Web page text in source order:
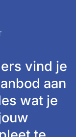
vind je
aan
wat je